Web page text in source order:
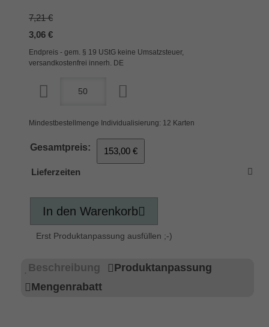
7,21 €
3,06 €
Endpreis - gem. § 19 UStG keine Umsatzsteuer,
versandkostenfrei innerh. DE
Mindestbestellmenge Individualisierung: 12 Karten
Gesamtpreis: 153,00 €
Lieferzeiten
In den Warenkorb
Erst Produktanpassung ausfüllen ;-)
Beschreibung
Produktanpassung
Mengenrabatt